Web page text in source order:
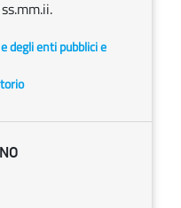
degli enti pubblici e